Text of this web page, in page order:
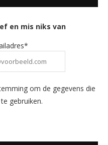
en mis niks van
om de gegevens die
gebruiken.